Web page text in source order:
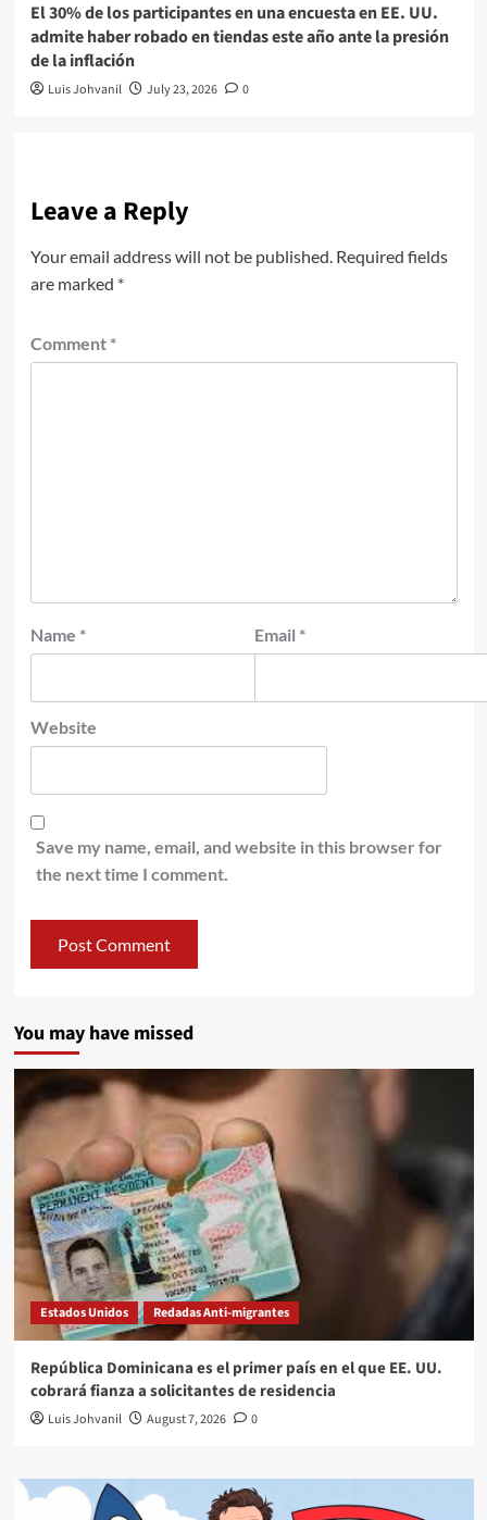
El 30% de los participantes en una encuesta en EE. UU.
admite haber robado en tiendas este año ante la presión
de la inflación
Luis Johvanil July 23, 2026 0
Leave a Reply
Your email address will not be published. Required fields
are marked *
Comment *
Name * Email *
Website
Save my name, email, and website in this browser for
the next time I comment.
You may have missed
Estados Unidos Redadas Anti-migrantes
República Dominicana es el primer país en el que EE. UU.
cobrará fianza a solicitantes de residencia
Luis Johvanil August 7, 2026 0